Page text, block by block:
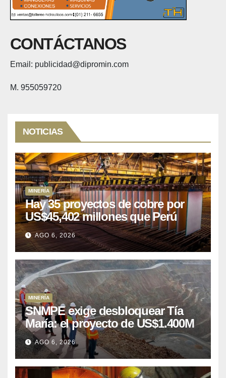
CONTÁCTANOS
Email: publicidad@dipromin.com
M. 955059720
NOTICIAS
MINERÍA
Hay 35 proyectos de cobre por
US$45,402 millones que Perú
puede aprovechar
AGO 6, 2026
MINERÍA
SNMPE exige desbloquear Tía
María: el proyecto de US$1.400M
que Perú lleva 15 años
posponiendo
AGO 6, 2026